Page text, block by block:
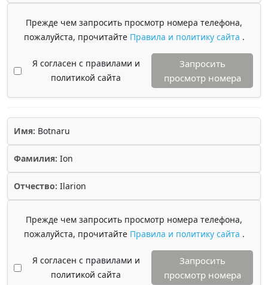
Прежде чем запросить просмотр номера телефона,
пожалуйста, прочитайте Правила и политику сайта .
Я согласен с правилами и
политикой сайта
Запросить
просмотр номера
Имя: Botnaru
Фамилия: Ion
Отчество: Ilarion
Прежде чем запросить просмотр номера телефона,
пожалуйста, прочитайте Правила и политику сайта .
Я согласен с правилами и
политикой сайта
Запросить
просмотр номера